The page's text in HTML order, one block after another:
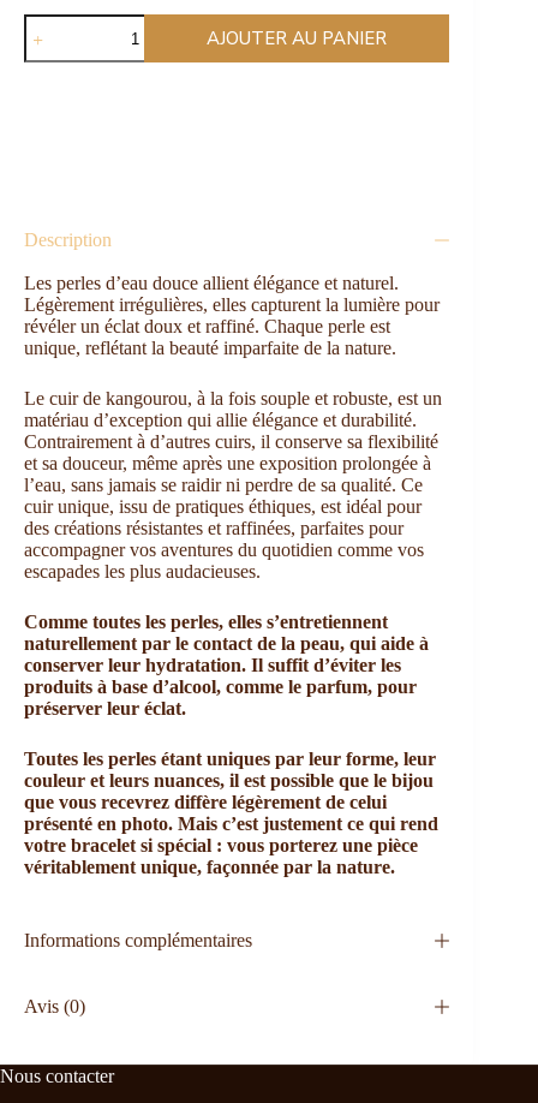
AJOUTER AU PANIER
Description
Les perles d’eau douce allient élégance et naturel.
Légèrement irrégulières, elles capturent la lumière pour
révéler un éclat doux et raffiné. Chaque perle est
unique, reflétant la beauté imparfaite de la nature.
Le cuir de kangourou, à la fois souple et robuste, est un
matériau d’exception qui allie élégance et durabilité.
Contrairement à d’autres cuirs, il conserve sa flexibilité
et sa douceur, même après une exposition prolongée à
l’eau, sans jamais se raidir ni perdre de sa qualité. Ce
cuir unique, issu de pratiques éthiques, est idéal pour
des créations résistantes et raffinées, parfaites pour
accompagner vos aventures du quotidien comme vos
escapades les plus audacieuses.
Comme toutes les perles, elles s’entretiennent
naturellement par le contact de la peau, qui aide à
conserver leur hydratation. Il suffit d’éviter les
produits à base d’alcool, comme le parfum, pour
préserver leur éclat.
Toutes les perles étant uniques par leur forme, leur
couleur et leurs nuances, il est possible que le bijou
que vous recevrez diffère légèrement de celui
présenté en photo. Mais c’est justement ce qui rend
votre bracelet si spécial : vous porterez une pièce
véritablement unique, façonnée par la nature.
Informations complémentaires
Avis (0)
Nous contacter